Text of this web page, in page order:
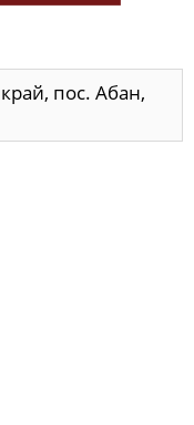
пос. Абан,